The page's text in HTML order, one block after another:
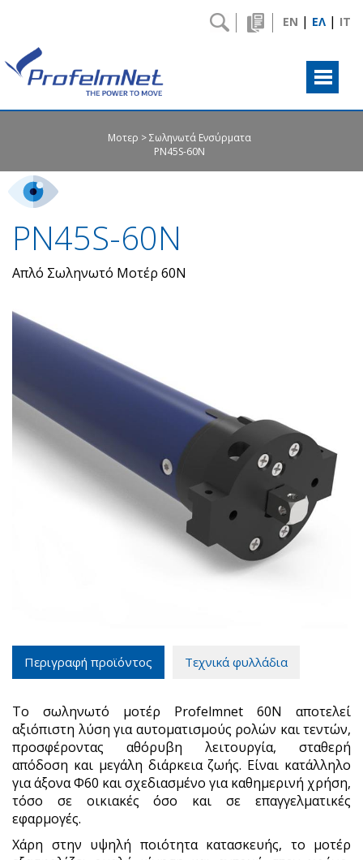
Μοτερ
Σωληνωτά Ενσύρματα
PN45S-60N
PN45S-60N
Απλό Σωληνωτό Μοτέρ 60Ν
Περιγραφή προϊόντος Τεχνικά φυλλάδια
Το σωληνωτό μοτέρ Profelmnet 60Ν αποτελεί
αξιόπιστη λύση για αυτοματισμούς ρολών και τεντών,
προσφέροντας αθόρυβη λειτουργία, σταθερή
απόδοση και μεγάλη διάρκεια ζωής. Είναι κατάλληλο
για άξονα Φ60 και σχεδιασμένο για καθημερινή χρήση,
τόσο σε οικιακές όσο και σε επαγγελματικές
εφαρμογές.
Χάρη στην υψηλή ποιότητα κατασκευής, το μοτέρ
EN | ΕΛ | IT